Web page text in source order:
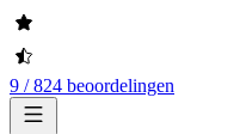
9 / 824 beoordelingen